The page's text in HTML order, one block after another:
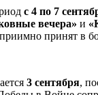
с 4 по 7
вечера» и
принят в
3 сентября,